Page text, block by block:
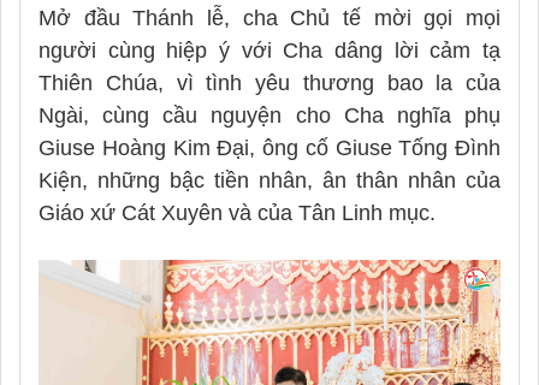
Mở đầu Thánh lễ, cha Chủ tế mời gọi mọi
người cùng hiệp ý với Cha dâng lời cảm tạ
Thiên Chúa, vì tình yêu thương bao la của
Ngài, cùng cầu nguyện cho Cha nghĩa phụ
Giuse Hoàng Kim Đại, ông cố Giuse Tống Đình
Kiện, những bậc tiền nhân, ân thân nhân của
Giáo xứ Cát Xuyên và của Tân Linh mục.